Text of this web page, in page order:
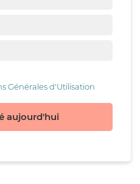
Générales d'Utilisation
aujourd'hui